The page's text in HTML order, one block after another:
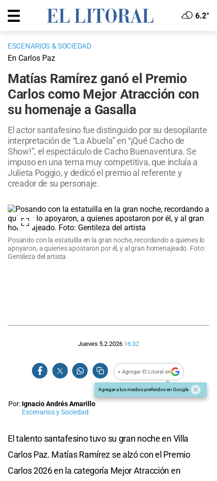
6.2°
ESCENARIOS & SOCIEDAD
En Carlos Paz
Matías Ramírez ganó el Premio
Carlos como Mejor Atracción con
su homenaje a Gasalla
El actor santafesino fue distinguido por su desopilante
interpretación de “La Abuela” en “¡Qué Cacho de
Show!”, el espectáculo de Cacho Buenaventura. Se
impuso en una terna muy competitiva, que incluía a
Julieta Poggio, y dedicó el premio al referente y
creador de su personaje.
Posando con la estatuilla en la gran noche, recordando a quienes lo
apoyaron, a quienes apostaron por él, y al gran homenajeado. Foto:
Gentileza del artista
Jueves 5.2.2026 16:32
+ Agregar El Litoral en
Agregar a tus medios preferidos en Google
Por: Ignacio Andrés Amarillo
Escenarios y Sociedad.
El talento santafesino tuvo su gran noche en Villa
Carlos Paz. Matías Ramírez se alzó con el Premio
Carlos 2026 en la categoría Mejor Atracción en